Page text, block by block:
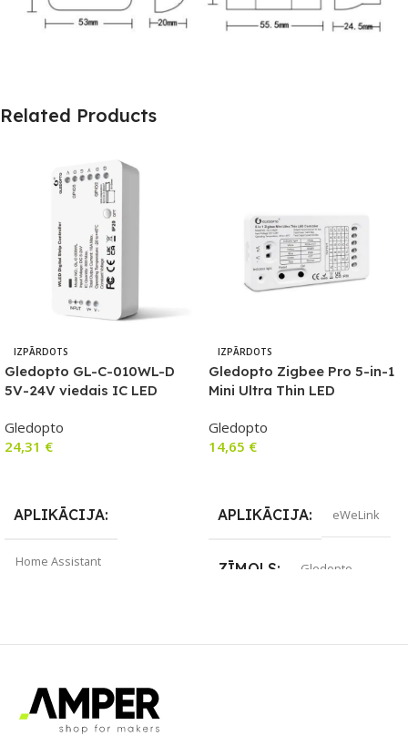
Related Products
IZPĀRDOTS
Gledopto GL-C-010WL-D
5V-24V viedais IC LED
platformu) ar mikrofonu un
DIY programmaparatūras
Gledopto
24,31 €
APLIKĀCIJA
Home Assistant
PIEEJAMS UZREIZ
IZPĀRDOTS
Gledopto Zigbee Pro 5-in-1
Mini Ultra Thin LED
24V DC
Gledopto
14,65 €
APLIKĀCIJA eWeLink
ZĪMOLS Gledopto